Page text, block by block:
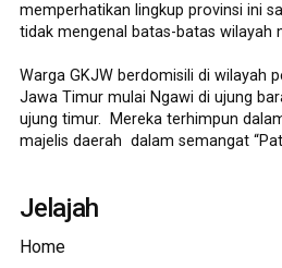
memperhatikan lingkup provinsi ini
tidak mengenal batas-batas wilayah
Warga GKJW berdomisili di wilayah
Jawa Timur mulai Ngawi di ujung
ujung timur. Mereka terhimpun
majelis daerah dalam semangat
Jelajah
Home